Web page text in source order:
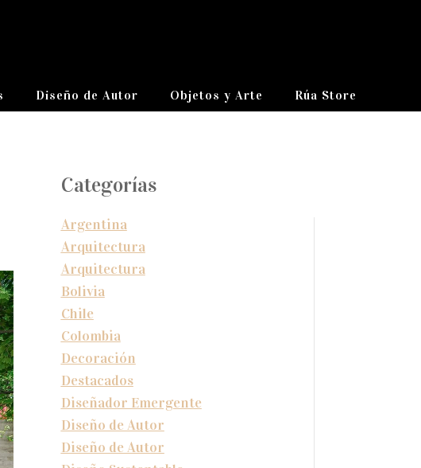
Diseño de Autor Objetos y Arte Rúa Store
Categorías
Argentina
Arquitectura
Arquitectura
Bolivia
Chile
Colombia
Decoración
Destacados
Diseñador Emergente
Diseño de Autor
Diseño de Autor